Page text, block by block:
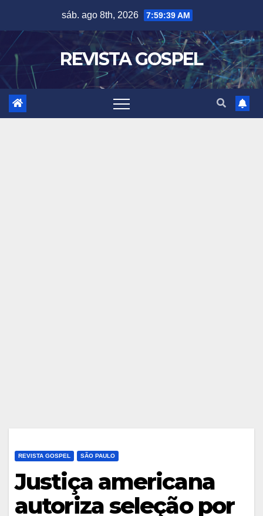
content
sáb. ago 8th, 2026 7:59:42 AM
REVISTA GOSPEL
REVISTA GOSPEL SÃO PAULO
Justiça americana
autoriza seleção por